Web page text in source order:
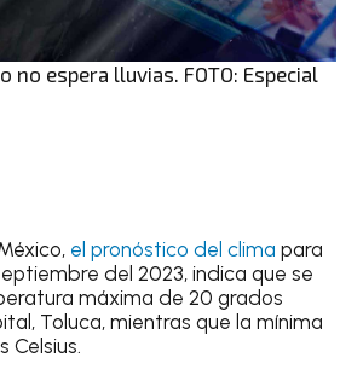
no espera lluvias. FOTO: Especial
, elpronóstico del clima para
del 2023, indica que se
máxima de 20 grados
Toluca, mientras que la mínima
Celsius.